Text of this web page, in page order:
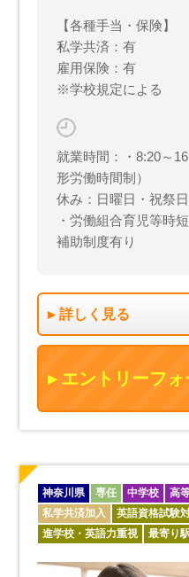
【各種手当・保険】
私学共済：有
雇用保険：有
※学校規定による
就業時間：・8:20～
形労働時間制）
休み：日曜日・祝祭
・労働組合育児等時
補助制度有り
詳しく見る
エントリーフ
神奈川県 専任 中学校 高
私学共済加入
英語資格試験
進学校・英語力重視
最寄り